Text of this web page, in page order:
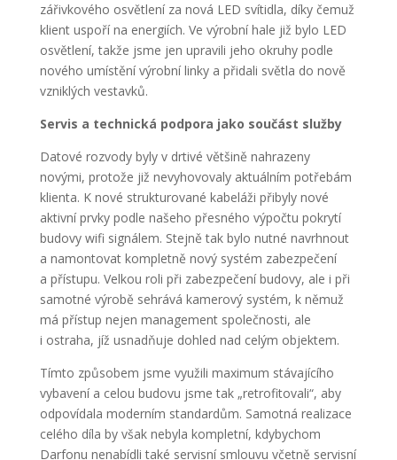
zářivkového osvětlení za nová LED svítidla, díky čemuž
klient uspoří na energiích. Ve výrobní hale již bylo LED
osvětlení, takže jsme jen upravili jeho okruhy podle
nového umístění výrobní linky a přidali světla do nově
vzniklých vestavků.
Servis a technická podpora jako součást služby
Datové rozvody byly v drtivé většině nahrazeny
novými, protože již nevyhovovaly aktuálním potřebám
klienta. K nové strukturované kabeláži přibyly nové
aktivní prvky podle našeho přesného výpočtu pokrytí
budovy wifi signálem. Stejně tak bylo nutné navrhnout
a namontovat kompletně nový systém zabezpečení
a přístupu. Velkou roli při zabezpečení budovy, ale i při
samotné výrobě sehrává kamerový systém, k němuž
má přístup nejen management společnosti, ale
i ostraha, jíž usnadňuje dohled nad celým objektem.
Tímto způsobem jsme využili maximum stávajícího
vybavení a celou budovu jsme tak „retrofitovali“, aby
odpovídala moderním standardům. Samotná realizace
celého díla by však nebyla kompletní, kdybychom
Darfonu nenabídli také servisní smlouvu včetně servisní